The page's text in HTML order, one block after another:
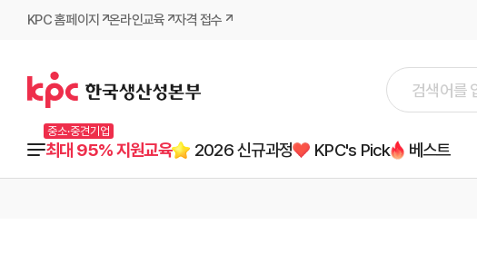
KPC 홈페이지 온라인교육 자격 접수
중소·중견기업
최대 95% 지원교육 2026 신규과정 KPC's Pick 베스트